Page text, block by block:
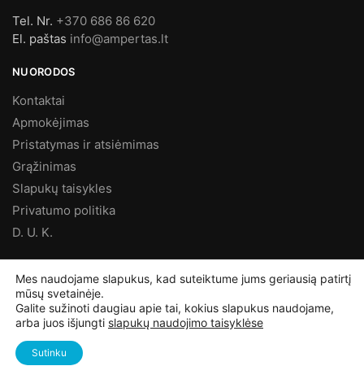
Tel. Nr. +370 686 86 620
El. paštas info@ampertas.lt
NUORODOS
Kontaktai
Apmokėjimas
Pristatymas ir atsiėmimas
Grąžinimas
Slapukų taisykles
Privatumo politika
D. U. K.
Ampertas – Elektros prekės
©Ampertas.lt2025, Visos teisės saugomos
Mes naudojame slapukus, kad suteiktume jums geriausią patirtį
mūsų svetainėje.
Galite sužinoti daugiau apie tai, kokius slapukus naudojame,
arba juos išjungti slapukų naudojimo taisyklėse
Sutinku